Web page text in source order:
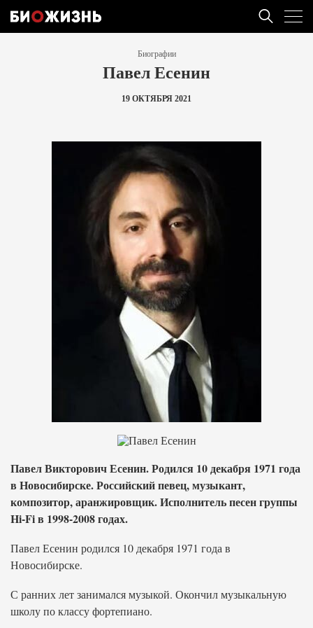
Биографии
Павел Есенин
19 ОКТЯБРЯ 2021
Павел Викторович Есенин. Родился 10 декабря 1971 года
в Новосибирске. Российский певец, музыкант,
композитор, аранжировщик. Исполнитель песен группы
Hi-Fi в 1998-2008 годах.
Павел Есенин родился 10 декабря 1971 года в
Новосибирске.
С ранних лет занимался музыкой. Окончил музыкальную
школу по классу фортепиано.